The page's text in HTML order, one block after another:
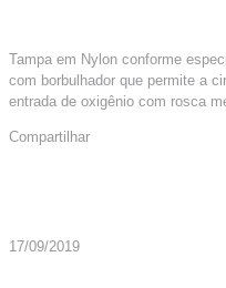
Tampa em Nylon conforme
com borbulhador que permite a
entrada de oxigênio com rosca
Compartilhar
17/09/2019